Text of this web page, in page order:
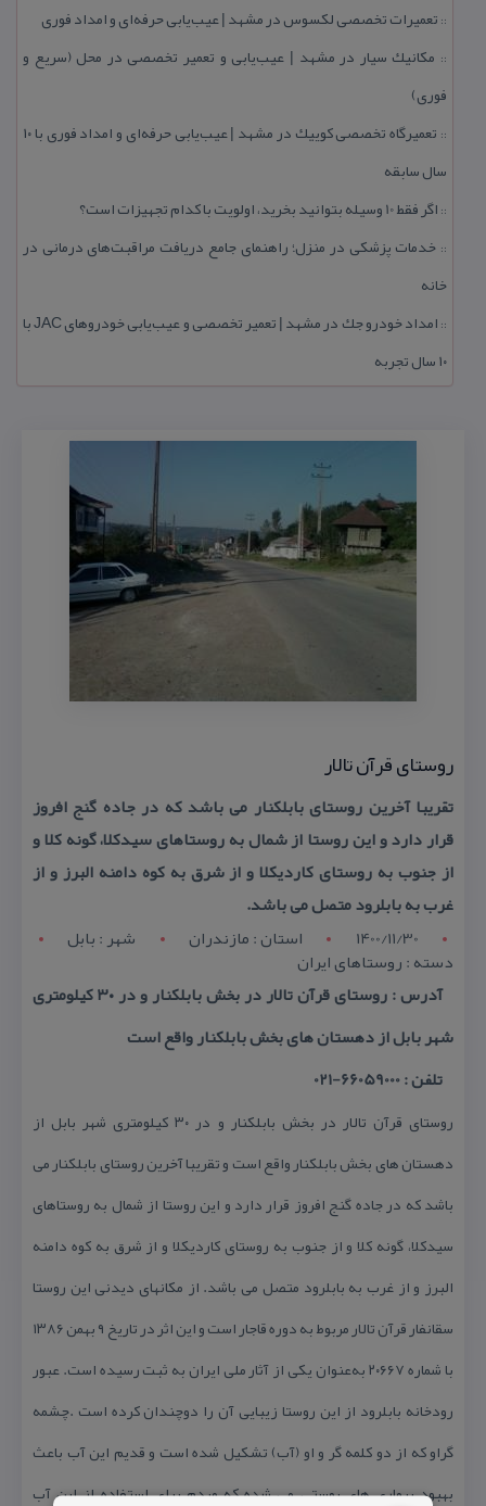
:: تعمیرات تخصصی لكسوس در مشهد | عیب‌یابی حرفه‌ای و امداد فوری
:: مكانیك سیار در مشهد | عیب‌یابی و تعمیر تخصصی در محل (سریع و
فوری)
::
تعمیرگاه تخصصی كوییك در مشهد | عیب‌یابی حرفه‌ای و امداد فوری با ۱۰
سال سابقه
:: اگر فقط 10 وسیله بتوانید بخرید، اولویت با كدام تجهیزات است؟
:: خدمات پزشكی در منزل؛ راهنمای جامع دریافت مراقبت‌های درمانی در
خانه
::
امداد خودرو جك در مشهد | تعمیر تخصصی و عیب‌یابی خودروهای JAC با
۱۰ سال تجربه
روستای قرآن تالار
تقریبا آخرین روستای بابلكنار می باشد كه در جاده گنج افروز
قرار دارد و این روستا از شمال به روستاهای سیدكلا، گونه كلا و
از جنوب به روستای كاردیكلا و از شرق به كوه دامنه البرز و از
غرب به بابلرود متصل می باشد.
1400/11/30
استان : مازندران شهر : بابل
دسته : روستاهای ایران
آدرس : روستای قرآن تالار در بخش بابلكنار و در ۳۰ كیلومتری
شهر بابل از دهستان های بخش بابلكنار واقع است
تلفن : 66059000-021
روستای قرآن تالار در بخش بابلكنار و در ۳۰ كیلومتری شهر بابل از
دهستان های بخش بابلكنار واقع است و تقریبا آخرین روستای بابلكنار می
باشد كه در جاده گنج افروز قرار دارد و این روستا از شمال به روستاهای
سیدكلا، گونه كلا و از جنوب به روستای كاردیكلا و از شرق به كوه دامنه
البرز و از غرب به بابلرود متصل می باشد. از مكانهای دیدنی این روستا
سقانفار قرآن تالار مربوط به دوره قاجار است و این اثر در تاریخ ۹ بهمن ۱۳۸۶
با شماره ۲۰۶۶۷ به‌عنوان یكی از آثار ملی ایران به ثبت رسیده است. عبور
رودخانه بابلرود از این روستا زیبایی آن را دوچندان كرده است .چشمه
گراو كه از دو كلمه گر و او (آب) تشكیل شده است و قدیم این آب باعث
بهبود بیماری های پوستی می شده كه مردم برای استفاده از این آب